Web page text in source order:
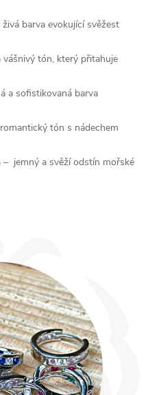
barva evokující svěžest
vášnivý tón, který přitahuje
a sofistikovaná barva
tón s nádechem
– jemný a svěží odstín mořské